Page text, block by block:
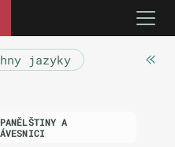
jazyky
A